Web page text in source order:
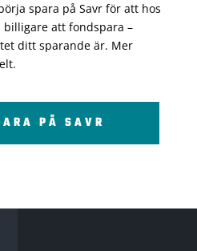
spara på Savr för att hos
att fondspara –
ditt sparande är. Mer
PÅ SAVR